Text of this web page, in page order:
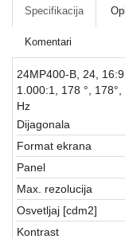
Fotoaparati
kamere
Kućni
aparati
Software
Sve
kategorije
Specifikacija
Komentari
24MP400-B, 24,
1.000:1, 178 °,
Hz
Dijagonala
Format ekrana
Panel
Max. rezolucija
Osvetljaj [cdm2]
Kontrast